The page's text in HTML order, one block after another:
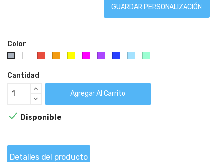
GUARDAR PERSONALIZACIÓN
Color
Cantidad
Agregar Al Carrito
 Disponible
Detalles del producto